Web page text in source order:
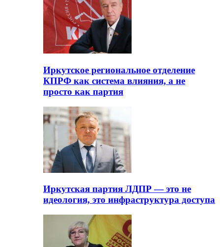
Иркутское региональное отделение
КПРФ как система влияния, а не
просто как партия
Иркутская партия ЛДПР — это не
идеология, это инфраструктура доступа